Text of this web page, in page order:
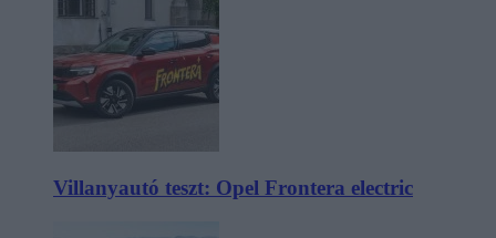
Villanyautó teszt: Opel Frontera electric